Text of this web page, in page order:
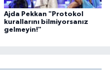
Ajda Pekkan "Protokol
kurallarını bilmiyorsanız
gelmeyin!"